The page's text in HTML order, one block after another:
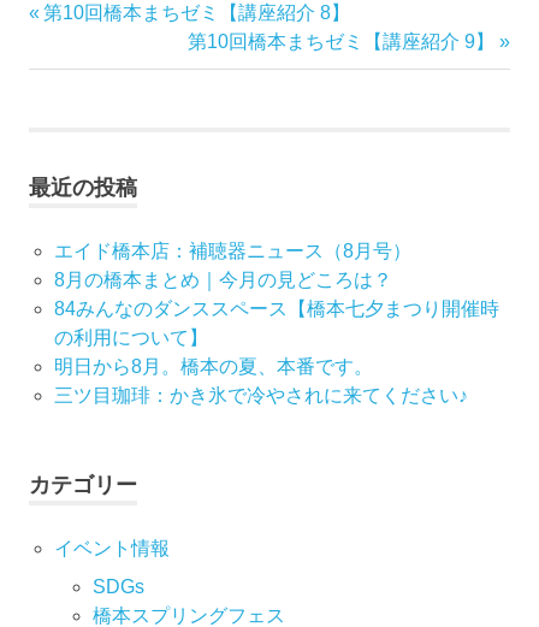
投
稿
ビ
ー
シ
ョ
前
記
第10回橋本まちゼミ【講座紹介 8】
次
の
第10回橋本まちゼミ【講座紹介 9】
最近の投稿
エイド橋本店：補聴器ニュース（8月号）
8月の橋本まとめ｜今月の見どころは？
84みんなのダンススペース【橋本七夕まつり開催時
の利用について】
明日から8月。橋本の夏、本番です。
三ツ目珈琲：かき氷で冷やされに来てください♪
カテゴリー
イベント情報
SDGs
橋本スプリングフェス